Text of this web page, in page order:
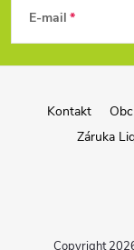
p
E-mail
Kontakt
Záruka
Copyright